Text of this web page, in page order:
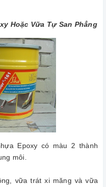
Hoặc Vữa Tự San Phẳng
Epoxy có màu 2 thành
môi.
vữa trát xi măng và vữa